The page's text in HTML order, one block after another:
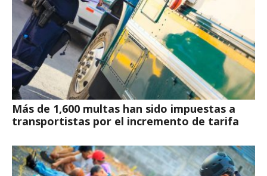
Más de 1,600 multas han sido impuestas a
transportistas por el incremento de tarifa